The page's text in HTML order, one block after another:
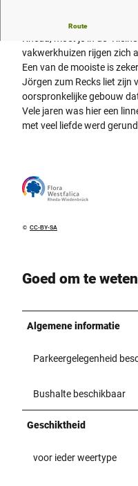
Route
Als je geïnteresseerd bent
vakwerkhuizen rijgen zich
Een van de mooiste is
Jörgen zum Recks liet zijn
oorspronkelijke gebouw
Vele jaren was hier een
met veel liefde werd
© CC-BY-SA
Goed om te weten
Algemene informatie
Parkeergelegenheid
Bushalte beschikbaar
Geschiktheid
voor ieder weertype